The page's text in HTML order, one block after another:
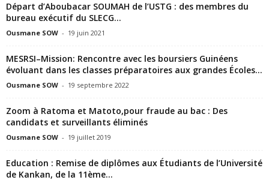
Départ d’Aboubacar SOUMAH de l’USTG : des membres du
bureau exécutif du SLECG...
Ousmane SOW - 19 juin 2021
MESRSI–Mission: Rencontre avec les boursiers Guinéens
évoluant dans les classes préparatoires aux grandes Écoles...
Ousmane SOW - 19 septembre 2022
Zoom à Ratoma et Matoto,pour fraude au bac : Des
candidats et surveillants éliminés
Ousmane SOW - 19 juillet 2019
Education : Remise de diplômes aux Étudiants de l’Université
de Kankan, de la 11ème...